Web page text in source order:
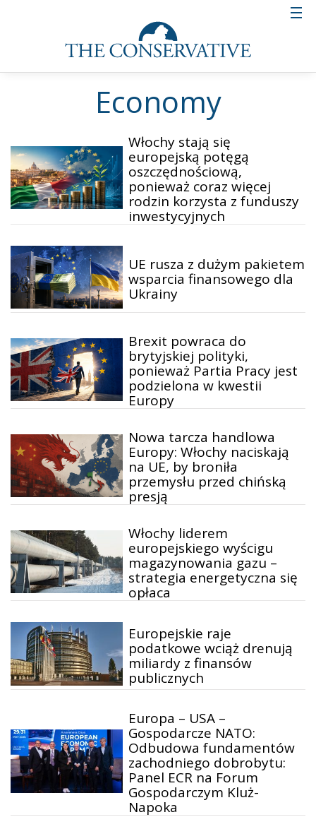
Economy
Włochy stają się
europejską potęgą
oszczędnościową,
ponieważ coraz więcej
rodzin korzysta z funduszy
inwestycyjnych
UE rusza z dużym pakietem
wsparcia finansowego dla
Ukrainy
Brexit powraca do
brytyjskiej polityki,
ponieważ Partia Pracy jest
podzielona w kwestii
Europy
Nowa tarcza handlowa
Europy: Włochy naciskają
na UE, by broniła
przemysłu przed chińską
presją
Włochy liderem
europejskiego wyścigu
magazynowania gazu –
strategia energetyczna się
opłaca
Europejskie raje
podatkowe wciąż drenują
miliardy z finansów
publicznych
Europa – USA –
Gospodarcze NATO:
Odbudowa fundamentów
zachodniego dobrobytu:
Panel ECR na Forum
Gospodarczym Kluż-
Napoka